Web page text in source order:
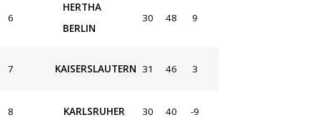
6
HERTHA
BERLIN
30 48 9
7 KAISERSLAUTERN 31 46 3
8 KARLSRUHER 30 40 -9